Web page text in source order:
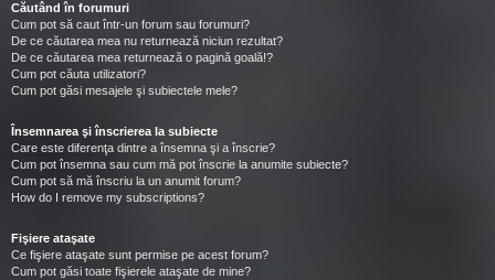
Căutând în forumuri
Cum pot să caut într-un forum sau forumuri?
De ce căutarea mea nu returnează niciun rezultat?
De ce căutarea mea returnează o pagină goală!?
Cum pot căuta utilizatori?
Cum pot găsi mesajele şi subiectele mele?
Însemnarea şi înscrierea la subiecte
Care este diferenţa dintre a însemna şi a înscrie?
Cum pot însemna sau cum mă pot înscrie la anumite subiecte?
Cum pot să mă înscriu la un anumit forum?
How do I remove my subscriptions?
Fişiere ataşate
Ce fişiere ataşate sunt permise pe acest forum?
Cum pot găsi toate fişierele ataşate de mine?